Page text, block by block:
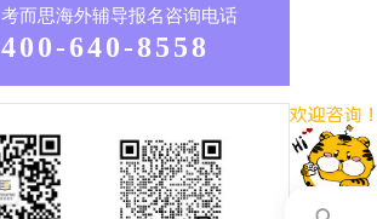
考而思海外辅导报名咨询电话
400-640-8558